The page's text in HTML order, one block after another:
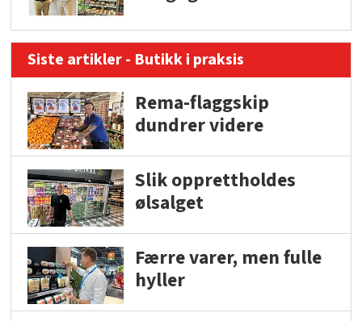
Siste artikler - Butikk i praksis
Rema-flaggskip
dundrer videre
Slik opprettholdes
ølsalget
Færre varer, men fulle
hyller